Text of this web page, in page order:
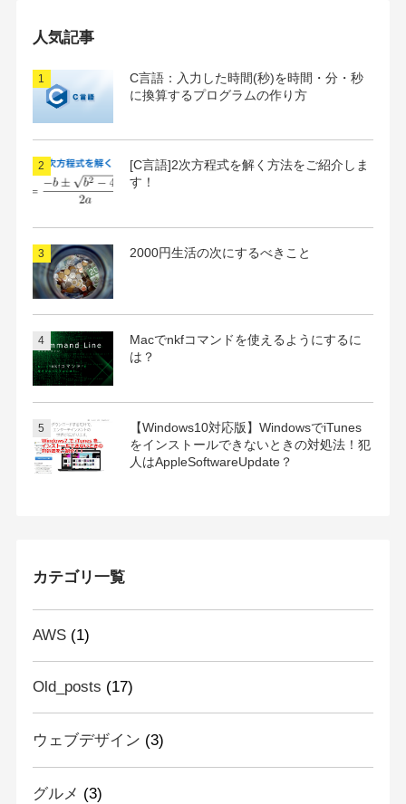
イ
人気記事
C言語：入力した時間(秒)を時間・分・秒
に換算するプログラムの作り方
[C言語]2次方程式を解く方法をご紹介しま
す！
2000円生活の次にするべきこと
Macでnkfコマンドを使えるようにするに
は？
【Windows10対応版】WindowsでiTunes
をインストールできないときの対処法！犯
人はAppleSoftwareUpdate？
カテゴリ一覧
AWS(1)
Old_posts (17)
ウェブデザイン (3)
グルメ (3)